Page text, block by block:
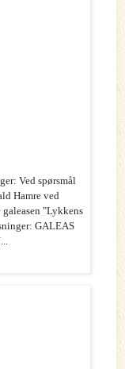
Ved spørsmål
Hamre ved
galeasen "Lykkens
GALEAS